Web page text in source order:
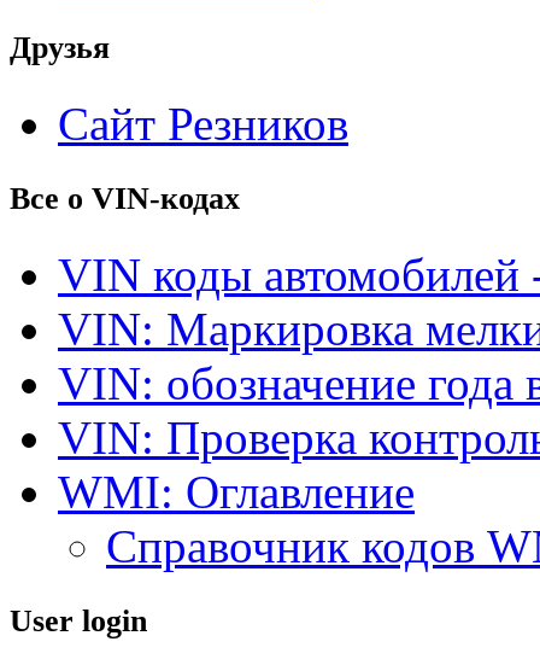
Друзья
Сайт Резников
Все о VIN-кодах
VIN коды автомобилей
VIN: Маркировка
VIN: обозначение года
VIN: Проверка
WMI: Оглавление
Справочник кодов
User login